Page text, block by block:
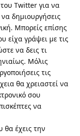
Twitter για να
να δημιουργήσεις
Μπορείς επίσης
είχα γράψει με τις
να δεις τι
Μόλις
τις
θα χρειαστεί να
σου
να
έχεις την